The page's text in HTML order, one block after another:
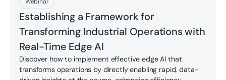
Webinar
Establishing a Framework for
Transforming Industrial Operations with
Real-Time Edge AI
Discover how to implement effective edge AI that
transforms operations by directly enabling rapid, data-